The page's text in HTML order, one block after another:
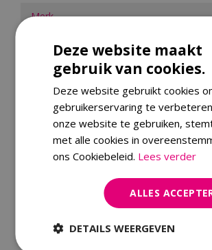
Merk
Dit product kopen
Kijk ook eens
Deze website maakt
gebruik van cookies.
Deze website gebruikt cookies
gebruikerservaring te
onze website te gebruiken,
met alle cookies in
ons Cookiebeleid. Lees verder
ALLES
DETAILS WEERGEVEN